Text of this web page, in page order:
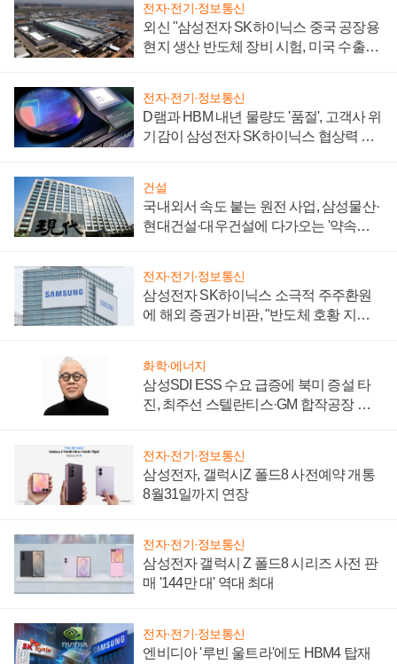
전자·전기·정보통신
외신 "삼성전자 SK하이닉스 중국 공장용
현지 생산 반도체 장비 시험, 미국 수출통
전자·전기·정보통신
D램과 HBM 내년 물량도 '품절', 고객사 위
기감이 삼성전자 SK하이닉스 협상력 더
건설
국내외서 속도 붙는 원전 사업, 삼성물산·
현대건설·대우건설에 다가오는 '약속의
전자·전기·정보통신
삼성전자 SK하이닉스 소극적 주주환원
에 해외 증권가 비판, "반도체 호황 지속
화학·에너지
삼성SDI ESS 수요 급증에 북미 증설 타
진, 최주선 스텔란티스·GM 합작공장 건
전자·전기·정보통신
삼성전자, 갤럭시Z 폴드8 사전예약 개통
8월31일까지 연장
전자·전기·정보통신
삼성전자 갤럭시 Z 폴드8 시리즈 사전 판
매 '144만 대' 역대 최대
전자·전기·정보통신
엔비디아 '루빈 울트라'에도 HBM4 탑재